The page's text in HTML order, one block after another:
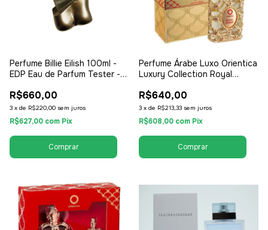
Perfume Billie Eilish 100ml -
EDP Eau de Parfum Tester -
R$660,00
3 x de R$220,00 sem juros
R$627,00 com Pix
Perfume Árabe Luxo Orientica
Luxury Collection Royal
Parfum - Unissex /
Compartilhável
R$640,00
3 x de R$213,33 sem juros
R$608,00 com Pix